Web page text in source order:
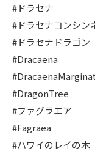
#ドラセナ
#ドラセナコンシン
#ドラセナドラゴン
#Dracaena
#DragonTree
#ファグラエア
#Fagraea
#ハワイのレイの木